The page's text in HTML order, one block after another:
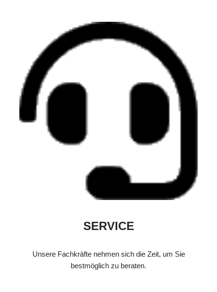
SERVICE
Unsere Fachkräfte nehmen sich die Zeit, um Sie
bestmöglich zu beraten.